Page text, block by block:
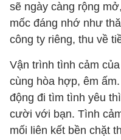
sẽ ngày càng rộng
mốc đáng nhớ như
công ty riêng, thu về
Vận trình tình cảm
cùng hòa hợp, êm
động đi tìm tình yêu
cười với bạn. Tình
mối liên kết bền chặt